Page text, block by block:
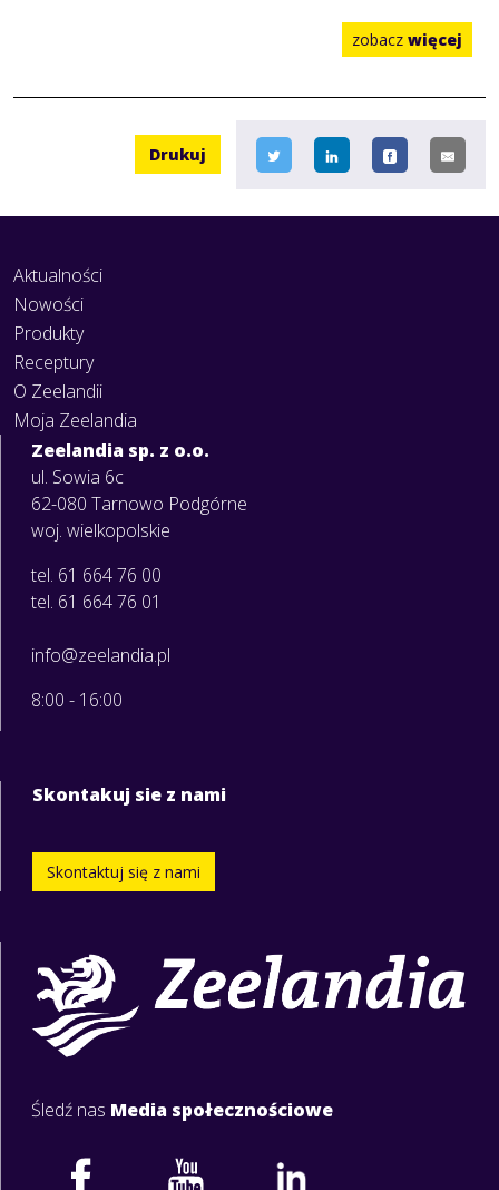
zobacz więcej
Drukuj
Aktualności
Nowości
Produkty
Receptury
O Zeelandii
Moja Zeelandia
Zeelandia sp. z o.o.
ul. Sowia 6c
62-080 Tarnowo Podgórne
woj. wielkopolskie
tel. 61 664 76 00
tel. 61 664 76 01
info@zeelandia.pl
8:00 - 16:00
Skontakuj sie z nami
Skontaktuj się z nami
Śledź nas Media społecznościowe